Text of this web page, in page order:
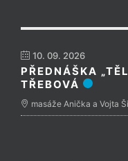
10. 09. 2026
PŘEDNÁŠKA
TŘEBOVÁ
masáže Anička a Vojta